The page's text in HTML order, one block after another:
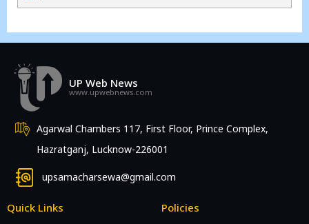
UP Web News
www.upwebnews.com
Agarwal Chambers 117, First Floor, Prince Complex,
Hazratganj, Lucknow-226001
upsamacharsewa@gmail.com
Quick Links Policies